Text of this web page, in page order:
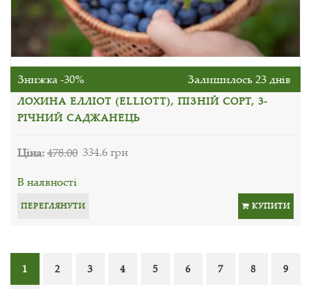
Знижка -30% Залишилось 23 днів
ЛОХИНА ЕЛЛІОТ (ELLIOTT), ПІЗНІЙ СОРТ, 3-
РІЧНИЙ САДЖАНЕЦЬ
Ціна:478.00 334.6 грн
В наявності
ПЕРЕГЛЯНУТИ КУПИТИ
1 2 3 4 5 6 7 8 9